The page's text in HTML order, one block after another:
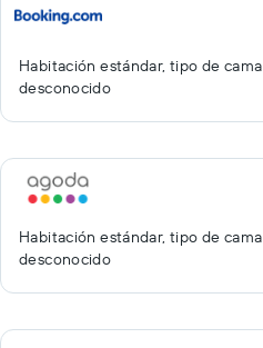
Habitación estándar, tipo de cama
desconocido
Habitación estándar, tipo de cama
desconocido